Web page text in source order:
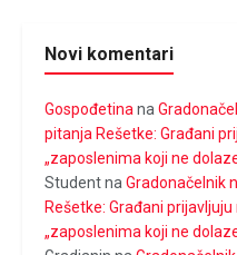
Novi komentari
Gospođetinana
pitanja Rešetke: Građani
„zaposlenima koji ne
StudentnaGradonačelnik
Rešetke: Građani
„zaposlenima koji ne